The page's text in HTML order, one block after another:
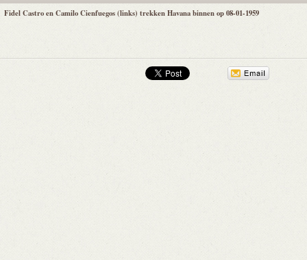
Fidel Castro en Camilo Cienfuegos (links) trekken Havana binnen op 08-01-1959